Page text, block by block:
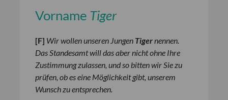
Vorname Tiger
[F] Wir wollen unseren Jungen Tigernennen.
Das Standesamt will das aber nicht ohne Ihre
Zustimmung zulassen, und so bitten wir Sie zu
prüfen, ob es eine Möglichkeit gibt, unserem
Wunsch zu entsprechen.